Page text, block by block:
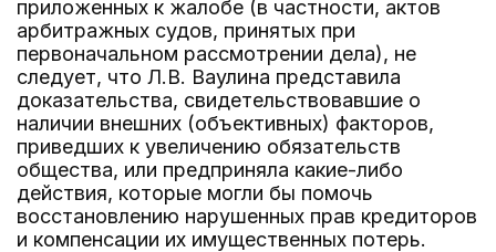
приложенных к жалобе (в частности, актов
арбитражных судов, принятых при
первоначальном рассмотрении дела), не
следует, что Л.В. Ваулина представила
доказательства, свидетельствовавшие о
наличии внешних (объективных) факторов,
приведших к увеличению обязательств
общества, или предприняла какие-либо
действия, которые могли бы помочь
восстановлению нарушенных прав кредиторов
и компенсации их имущественных потерь.